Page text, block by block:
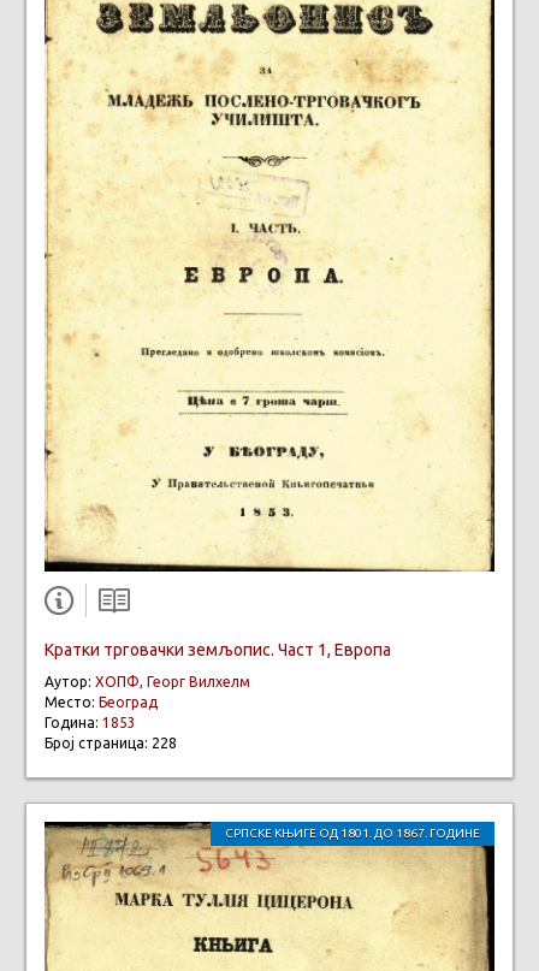
Кратки трговачки земљопис. Част 1, Европа
Аутор: ХОПФ, Георг Вилхелм
Место: Београд
Година: 1853
Број страница: 228
СРПСКЕ КЊИГЕ ОД 1801. ДО 1867. ГОДИНЕ